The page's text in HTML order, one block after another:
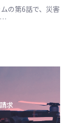
の第6話で、災害
…
求